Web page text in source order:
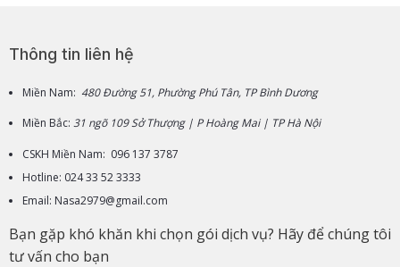
Thông tin liên hệ
Miền Nam: 480 Đường 51, Phường Phú Tân, TP Bình Dương
Miền Bắc: 31 ngõ 109 Sở Thượng | P Hoàng Mai | TP Hà Nội
CSKH Miền Nam: 096 137 3787
Hotline: 024 33 52 3333
Email: Nasa2979@gmail.com
Bạn gặp khó khăn khi chọn gói dịch vụ? Hãy để chúng tôi
tư vấn cho bạn